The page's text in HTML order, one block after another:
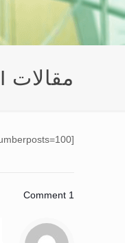
مقالات ISI
[catlist id=26 numberposts=100]
1 Comment